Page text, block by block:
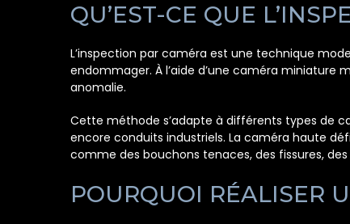
QU’EST-CE QUE
L’inspection par caméra est une technique
endommager. À l’aide d’une caméra miniature
anomalie.
Cette méthode s’adapte à différents types de
encore conduits industriels. La caméra haute
comme des bouchons tenaces, des fissures,
POURQUOI RÉALISER